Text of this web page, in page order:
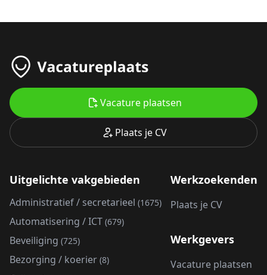
Plaats je CV
Vacature plaatsen
Uitgelichte vakgebieden
Administratief / secretarieel (1675)
Automatisering / ICT (679)
Beveiliging (725)
Bezorging / koerier (8)
Werkzoekenden
Plaats je CV
Werkgevers
Vacature plaatsen